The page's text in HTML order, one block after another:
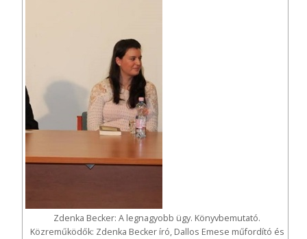
Zdenka Becker: A legnagyobb ügy. Könyvbemutató.
Közreműködők: Zdenka Becker író, Dallos Emese műfordító és